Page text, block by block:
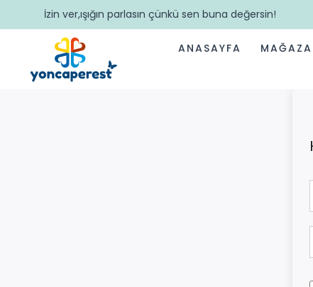
İzin ver,ışığın parlasın çünkü sen buna değersin!
ANASAYFA MAĞAZA